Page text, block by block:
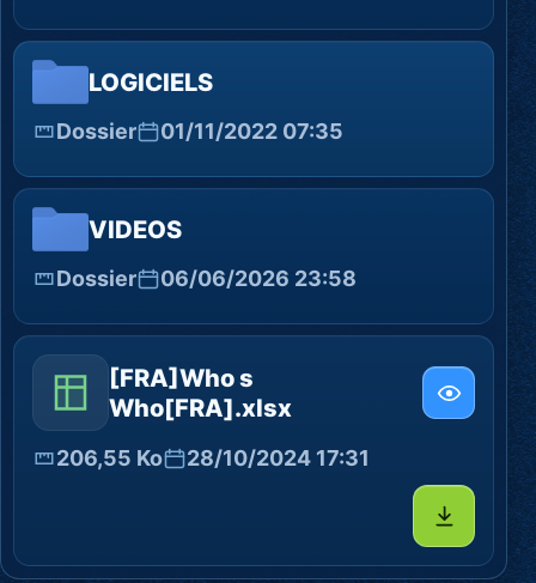
LOGICIELS
Dossier 01/11/2022 07:35
VIDEOS
Dossier 06/06/2026 23:58
[FRA]Who s
Who[FRA].xlsx
206,55 Ko 28/10/2024 17:31